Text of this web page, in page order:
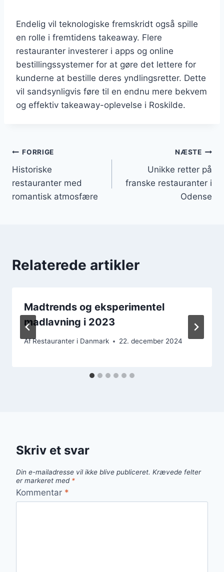
Endelig vil teknologiske fremskridt også spille
en rolle i fremtidens takeaway. Flere
restauranter investerer i apps og online
bestillingssystemer for at gøre det lettere for
kunderne at bestille deres yndlingsretter. Dette
vil sandsynligvis føre til en endnu mere bekvem
og effektiv takeaway-oplevelse i Roskilde.
Indlægsnavigation
FORRIGE
Historiske
restauranter med
romantisk atmosfære
NÆSTE
Unikke retter på
franske restauranter i
Odense
Relaterede artikler
Madtrends og eksperimentel
madlavning i 2023
AfRestauranter i Danmark 22. december 2024
Skriv et svar
Din e-mailadresse vil ikke blive publiceret. Krævede felter
er markeret med *
Kommentar *